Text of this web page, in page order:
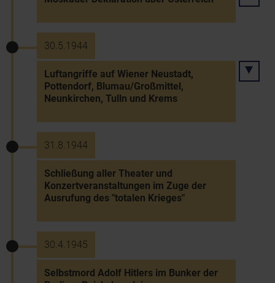
30.5.1944
Luftangriffe auf Wiener Neustadt,
Pottendorf, Blumau/Großmittel,
Neunkirchen, Tulln und Krems
31.8.1944
Schließung aller Theater und
Konzertveranstaltungen im Zuge der
Ausrufung des "totalen Krieges"
30.4.1945
Selbstmord Adolf Hitlers im Bunker der